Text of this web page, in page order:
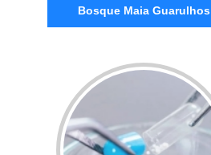
Bosque Maia Guarulhos